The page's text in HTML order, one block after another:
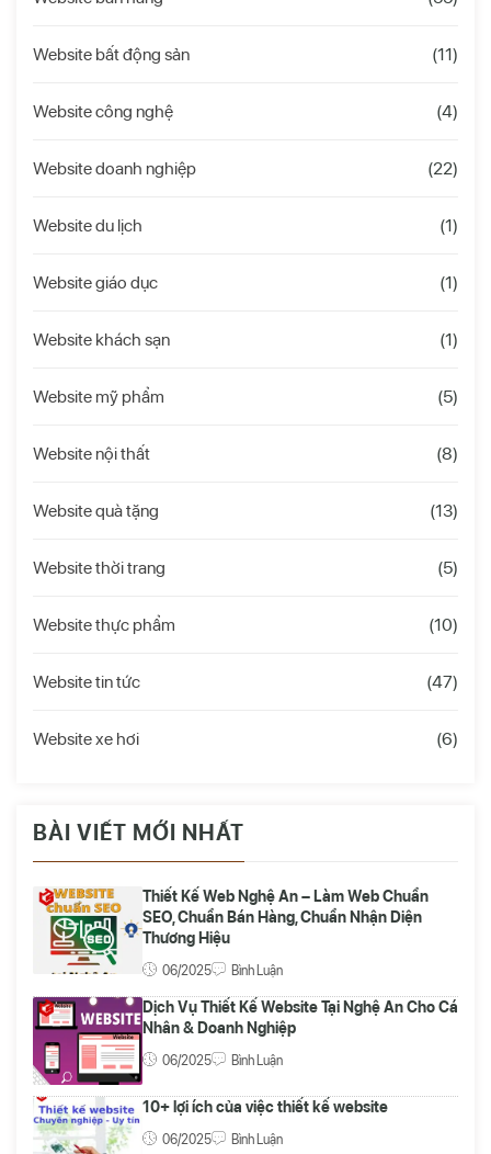
Website bất động sản (11)
Website công nghệ (4)
Website doanh nghiệp (22)
Website du lịch (1)
Website giáo dục (1)
Website khách sạn (1)
Website mỹ phẩm (5)
Website nội thất (8)
Website quà tặng (13)
Website thời trang (5)
Website thực phẩm (10)
Website tin tức (47)
Website xe hơi (6)
BÀI VIẾT MỚI NHẤT
Thiết Kế Web Nghệ An – Làm Web Chuẩn
SEO, Chuẩn Bán Hàng, Chuẩn Nhận Diện
Thương Hiệu
06/2025 Bình Luận
Dịch Vụ Thiết Kế Website Tại Nghệ An Cho Cá
Nhân & Doanh Nghiệp
06/2025 Bình Luận
10+ lợi ích của việc thiết kế website
06/2025 Bình Luận